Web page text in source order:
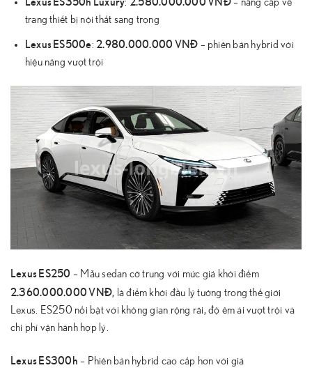
trang thiết bị nội thất sang trọng
Lexus ES500e:2.980.000.000 VNĐ – phiên bản hybrid với
hiệu năng vượt trội
Lexus ES250 – Mẫu sedan cỡ trung với mức giá khởi điểm
2.360.000.000 VNĐ, là điểm khởi đầu lý tưởng trong thế giới
Lexus. ES250 nổi bật với không gian rộng rãi, độ êm ái vượt trội và
chi phí vận hành hợp lý.
Lexus ES300h – Phiên bản hybrid cao cấp hơn với giá